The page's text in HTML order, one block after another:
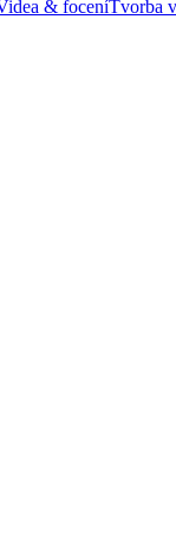
& foceníTvorba